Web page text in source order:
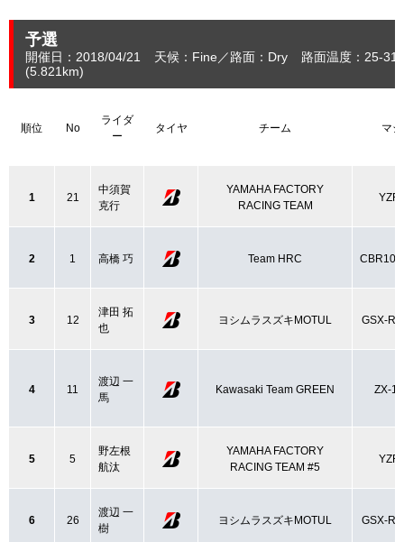
予選
開催日：2018/04/21 天候：Fine 路面：Dry
路面温度：25-
(5.821 km)
順位 No
ライダ
ー
タイヤ チーム マ
1 21
中須賀
克行
YAMAHA FACTORY
RACING TEAM
2 1 高橋 巧 Team HRC
3 12
津田 拓
也
ヨシムラスズキMOTUL GSX-
4 11
渡辺 一
馬
Kawasaki Team GREEN ZX-
5 5
野左根
航汰
YAMAHA FACTORY
RACING TEAM #5
6 26
渡辺 一
樹
ヨシムラスズキMOTUL GSX-